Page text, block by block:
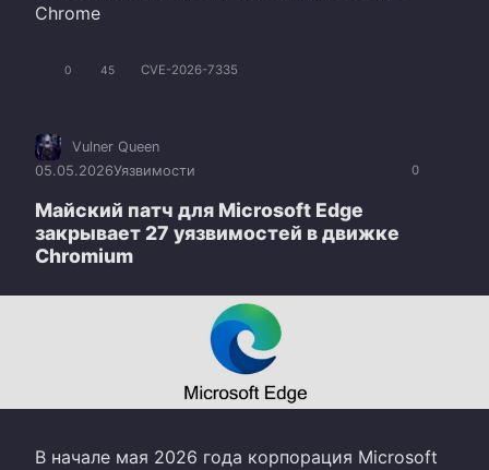
Chrome
0 45 CVE-2026-7335
0
Vulner Queen
05.05.2026Уязвимости
Майский патч для Microsoft Edge
закрывает 27 уязвимостей в движке
Chromium
В начале мая 2026 года корпорация Microsoft